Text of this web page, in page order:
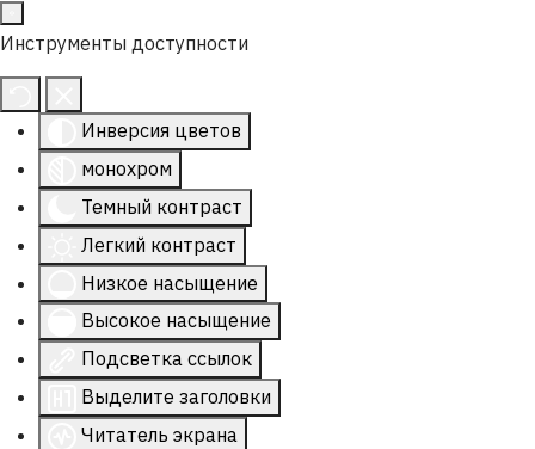
Инструменты доступности
Инверсия цветов
монохром
Темный контраст
Легкий контраст
Низкое насыщение
Высокое насыщение
Подсветка ссылок
Выделите заголовки
Читатель экрана